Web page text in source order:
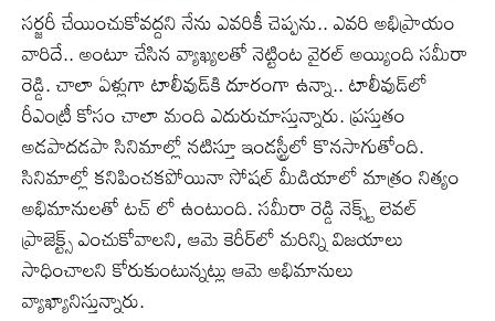
సర్జరీ చేయించుకోవద్దని నేను ఎవరికీ చెప్పను.. ఎవరి అభిప్రాయం
వారిదే.. అంటూ చేసిన వ్యాఖ్యలతో నెట్టింట వైరల్ అయ్యింది సమీరా
రెడ్డి. చాలా ఏళ్లుగా టాలీవుడ్‌కి దూరంగా ఉన్నా.. టాలీవుడ్‌లో
రీఎంట్రీ కోసం చాలా మంది ఎదురుచూస్తున్నారు. ప్రస్తుతం
అడపాదడపా సినిమాల్లో నటిస్తూ ఇండస్ట్రీలో కొనసాగుతోంది.
సినిమాల్లో కనిపించకపోయినా సోషల్ మీడియాలో మాత్రం నిత్యం
అభిమానులతో టచ్ లో ఉంటుంది. సమీరా రెడ్డి నెక్స్ట్ లెవల్
ప్రాజెక్ట్స్ ఎంచుకోవాలని, ఆమె కెరీర్‌లో మరిన్ని విజయాలు
సాధించాలని కోరుకుంటున్నట్లు ఆమె అభిమానులు
వ్యాఖ్యానిస్తున్నారు.